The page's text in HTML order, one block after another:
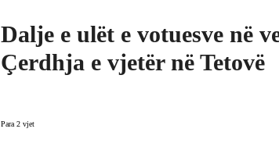
Dalje e ulët e votuesve në
Çerdhja e vjetër në Tetovë
Para 2 vjet